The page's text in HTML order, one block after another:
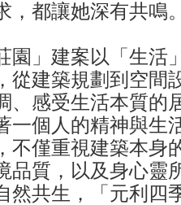
，都讓她深有共鳴
園」建案以「生活
從建築規劃到空間
、感受生活本質的
一個人的精神與生
不僅重視建築本身
品質，以及身心靈
然共生，「元利四